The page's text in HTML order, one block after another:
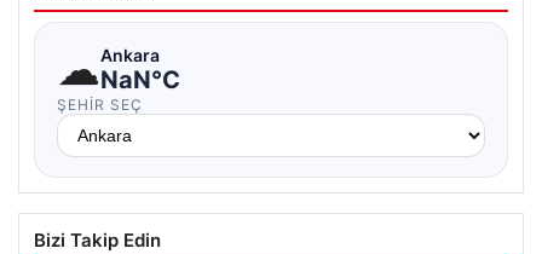
☁Ankara
NaN°C
ŞEHIR SEÇ
Bizi Takip Edin